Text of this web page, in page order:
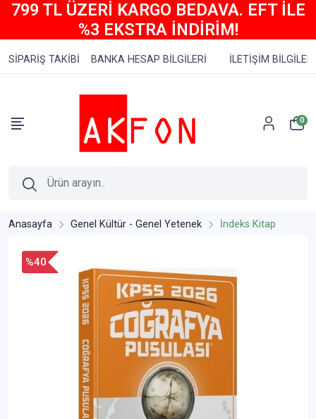
799 TL ÜZERİ KARGO BEDAVA. EFT İLE
%3 EKSTRA İNDİRİM!
SİPARİŞ TAKİBİ BANKA HESAP BİLGİLERİ İLETİŞİM BİLGİLERİ
0
Anasayfa Genel Kültür - Genel Yetenek İndeks Kitap
%40